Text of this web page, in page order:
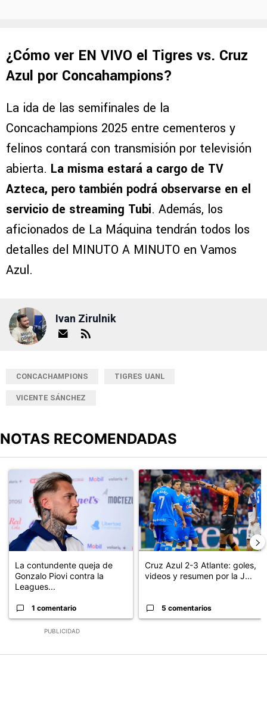
¿Cómo ver EN VIVO el Tigres vs. Cruz
Azul por Concahampions?
La ida de las semifinales de la
Concachampions 2025 entre cementeros y
felinos contará con transmisión por televisión
abierta. La misma estará a cargo de TV
Azteca, pero también podrá observarse en el
servicio de streaming Tubi. Además, los
aficionados de La Máquina tendrán todos los
detalles del MINUTO A MINUTO en Vamos
Azul.
Ivan Zirulnik
CONCACHAMPIONS
TIGRES UANL
VICENTE SÁNCHEZ
NOTAS RECOMENDADAS
PUBLICIDAD
Un artículo de tendencia con el título "La contundente queja de
La contundente queja de
Gonzalo Piovi contra la
Leagues...
1 comentario
Un artículo de tendencia con el
Cruz Azul 2-3 Atlante: goles,
videos y resumen por la J...
5 comentarios